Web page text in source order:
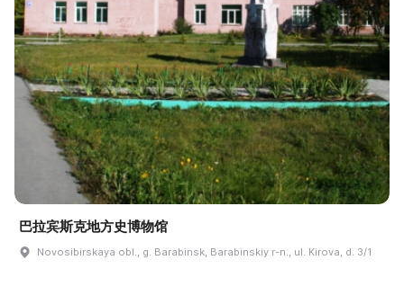
巴拉宾斯克地方史博物馆
Novosibirskaya obl., g. Barabinsk, Barabinskiy r-n., ul. Kirova, d. 3/1